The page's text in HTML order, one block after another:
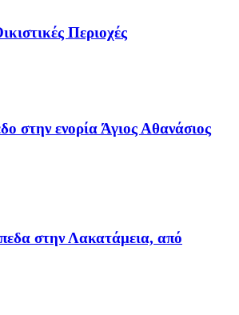
Περιοχές
στην ενορία Άγιος Αθανάσιος
στην Λακατάμεια, από